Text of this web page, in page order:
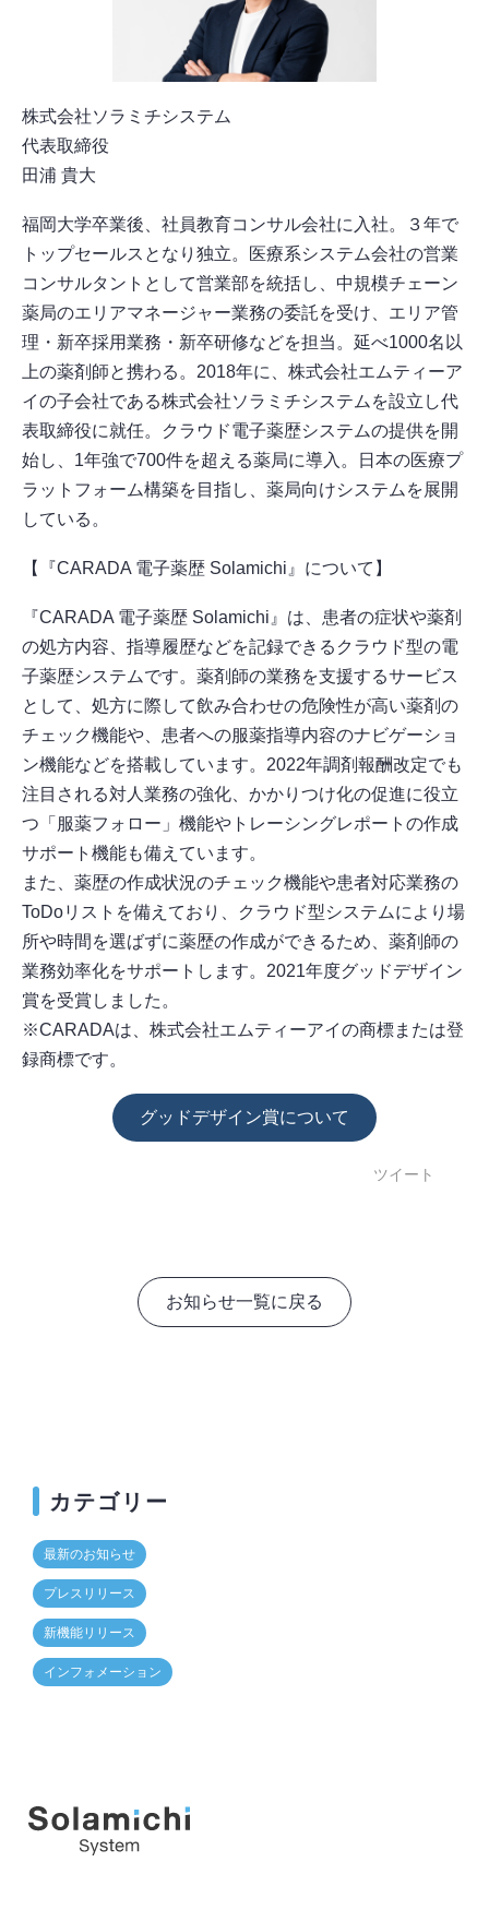
株式会社ソラミチシステム
代表取締役
田浦 貴大
福岡大学卒業後、社員教育コンサル会社に入社。３年で
トップセールスとなり独立。医療系システム会社の営業
コンサルタントとして営業部を統括し、中規模チェーン
薬局のエリアマネージャー業務の委託を受け、エリア管
理・新卒採用業務・新卒研修などを担当。延べ1000名以
上の薬剤師と携わる。2018年に、株式会社エムティーア
イの子会社である株式会社ソラミチシステムを設立し代
表取締役に就任。クラウド電子薬歴システムの提供を開
始し、1年強で700件を超える薬局に導入。日本の医療プ
ラットフォーム構築を目指し、薬局向けシステムを展開
している。
【『CARADA 電子薬歴 Solamichi』について】
『CARADA 電子薬歴 Solamichi』は、患者の症状や薬剤
の処方内容、指導履歴などを記録できるクラウド型の電
子薬歴システムです。薬剤師の業務を支援するサービス
として、処方に際して飲み合わせの危険性が高い薬剤の
チェック機能や、患者への服薬指導内容のナビゲーショ
ン機能などを搭載しています。2022年調剤報酬改定でも
注目される対人業務の強化、かかりつけ化の促進に役立
つ「服薬フォロー」機能やトレーシングレポートの作成
サポート機能も備えています。
また、薬歴の作成状況のチェック機能や患者対応業務の
ToDoリストを備えており、クラウド型システムにより場
所や時間を選ばずに薬歴の作成ができるため、薬剤師の
業務効率化をサポートします。2021年度グッドデザイン
賞を受賞しました。
※CARADAは、株式会社エムティーアイの商標または登
録商標です。
グッドデザイン賞について
ツイート
お知らせ一覧に戻る
カテゴリー
最新のお知らせ
プレスリリース
新機能リリース
インフォメーション